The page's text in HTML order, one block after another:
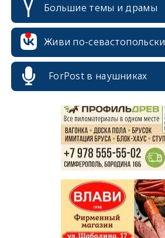
Большие темы и драмы
Живи по-севастопольски
ForPost в наушниках